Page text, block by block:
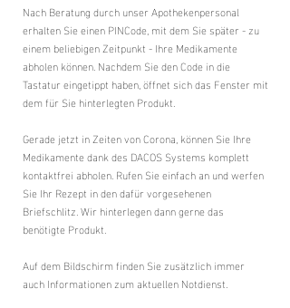
Nach Beratung durch unser Apothekenpersonal
erhalten Sie einen PINCode, mit dem Sie später - zu
einem beliebigen Zeitpunkt - Ihre Medikamente
abholen können. Nachdem Sie den Code in die
Tastatur eingetippt haben, öffnet sich das Fenster mit
dem für Sie hinterlegten Produkt.
Gerade jetzt in Zeiten von Corona, können Sie Ihre
Medikamente dank des DACOS Systems komplett
kontaktfrei abholen. Rufen Sie einfach an und werfen
Sie Ihr Rezept in den dafür vorgesehenen
Briefschlitz. Wir hinterlegen dann gerne das
benötigte Produkt.
Auf dem Bildschirm finden Sie zusätzlich immer
auch Informationen zum aktuellen Notdienst.